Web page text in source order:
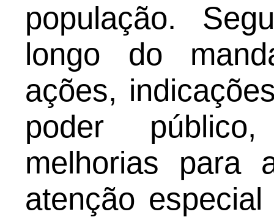
população.
longo do
ações,
poder
melhorias para
atenção